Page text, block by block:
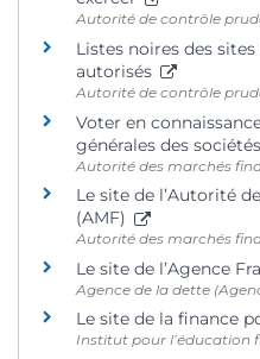
Autorité de contrôle
Listes noires des
autorisés
Autorité de contrôle
Voter en
générales des
Autorité des marchés
Le site de l’Autorité
(AMF)
Autorité des marchés
Le site de l’Agence
Agence de la dette
Le site de la finance
Institut pour l’éducation